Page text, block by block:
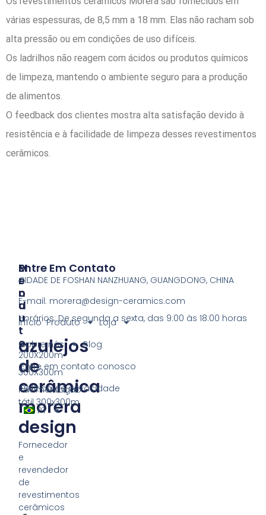
várias espessuras, de 8,5 mm a 18 mm. Elas não racham sob
alta pressão ou em condições de uso difíceis.
Os ladrilhos não reagem com ácidos ou produtos químicos
de limpeza, mantendo o ambiente seguro para a produção
de alimentos.
O feedback dos clientes mostra alta satisfação devido à
resistência e à facilidade de limpeza desses revestimentos
cerâmicos.
azulejos
de
cerâmica
morera
design
Fornecedor
e
revendedor
de
revestimentos
cerâmicos
P
R
O
D
U
T
O
200X200m
300X300m
Pavimentação
tátil 300x300m
M
E
N
U
Início Produto
Loja
Sobre nós
Blog
Entre em contato conosco
Política de privacidade
PT
Entre Em Contato
CIDADE DE FOSHAN NANZHUANG, GUANGDONG, CHINA
E-mail: morera@design-ceramics.com
Horários: De segunda a sexta, das 9:00 às 18:00 horas